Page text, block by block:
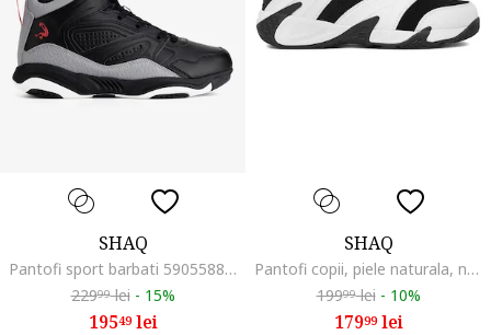
SHAQ
Pantofi sport barbati 5905588799481, Sintetic, Negru, Negru
22999lei - 15%
19549lei
SHAQ
Pantofi copii, piele naturala, negru, velcro
19999lei - 10%
17999lei